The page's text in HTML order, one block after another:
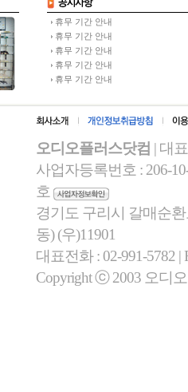
휴무 기간 안내
휴무 기간 안내
휴무 기간 안내
휴무 기간 안내
휴무 기간 안내
오디오플러스닷컴
| 대
사업자등록번호 : 206-
호
경기도 구리시 갈매순
동) (우)11901
대표전화 : 02-991-5782 |
Copyright ⓒ 2003 오디오